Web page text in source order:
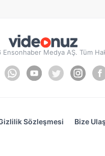
Medya AŞ. Tüm
Sözleşmesi Bize